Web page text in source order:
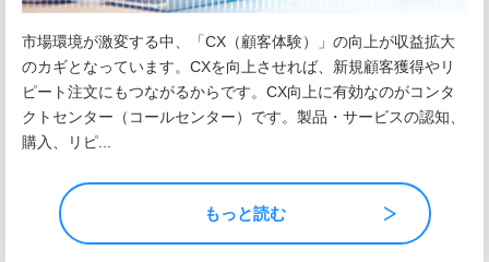
市場環境が激変する中、「CX（顧客体験）」の向上が収益拡大
のカギとなっています。CXを向上させれば、新規顧客獲得やリ
ピート注文にもつながるからです。CX向上に有効なのがコンタ
クトセンター （コールセンター）です。製品・サービスの認知、
購入、リピ...
もっと読む